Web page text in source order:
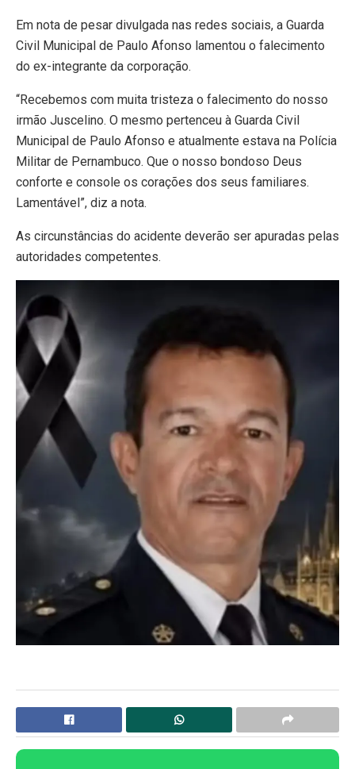
Em nota de pesar divulgada nas redes sociais, a Guarda
Civil Municipal de Paulo Afonso lamentou o falecimento
do ex-integrante da corporação.
“Recebemos com muita tristeza o falecimento do nosso
irmão Juscelino. O mesmo pertenceu à Guarda Civil
Municipal de Paulo Afonso e atualmente estava na Polícia
Militar de Pernambuco. Que o nosso bondoso Deus
conforte e console os corações dos seus familiares.
Lamentável”, diz a nota.
As circunstâncias do acidente deverão ser apuradas pelas
autoridades competentes.